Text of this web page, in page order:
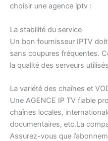
choisir une agence iptv :
La stabilité du service
Un bon fournisseur IPTV
sans coupures fréquentes.
la qualité des serveurs
La variété des chaînes et
Une AGENCE IP TV fiable
chaînes locales,
documentaires, etc.La
Assurez-vous que